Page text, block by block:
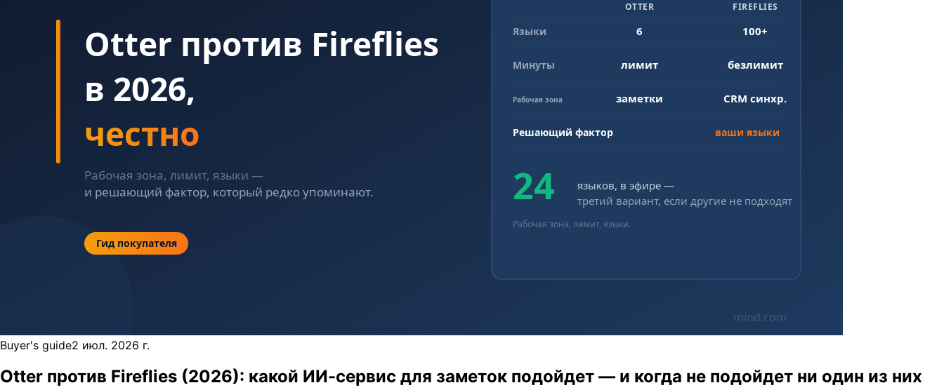
Buyer's guide2 июл. 2026 г.
Otter против Fireflies (2026): какой ИИ-сервис для заметок подойдет — и когда не подойдет ни один из них